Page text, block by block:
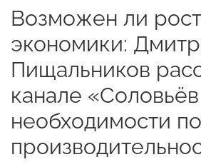
Возможен ли рост
экономики:
Пищальников
канале
необходимости